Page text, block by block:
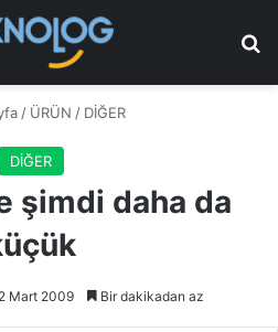
/ ÜRÜN / DİĞER
DİĞER
şimdi daha da
Mart 2009 Bir dakikadan az